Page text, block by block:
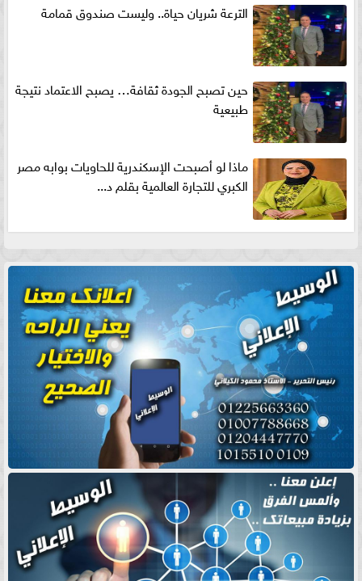
الترعة شريان حياة.. وليست صندوق قمامة
حين تصبح الجودة ثقافة… يصبح الاعتماد نتيجة
طبيعية
ماذا لو أصبحت الإسكندرية للحاويات بوابه مصر
الكبري للتجارة العالمية بقلم د...